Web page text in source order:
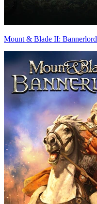
Mount & Blade II: Bannerlord